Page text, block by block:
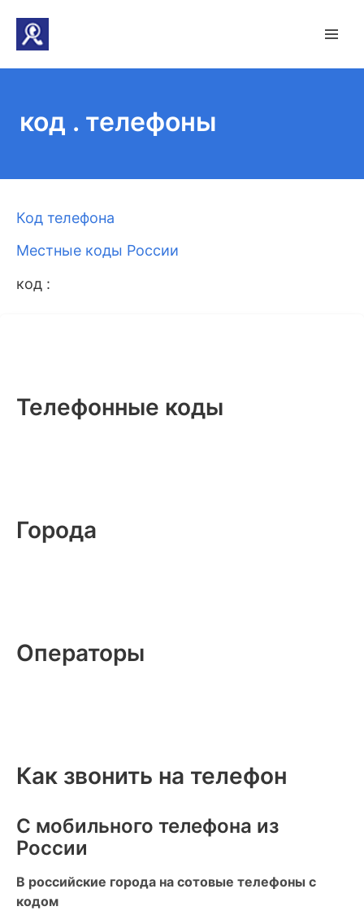
код . телефоны
Код телефона
Местные коды России
код :
Телефонные коды
Города
Операторы
Как звонить на телефон
С мобильного телефона из
России
В российские города на сотовые телефоны с
кодом